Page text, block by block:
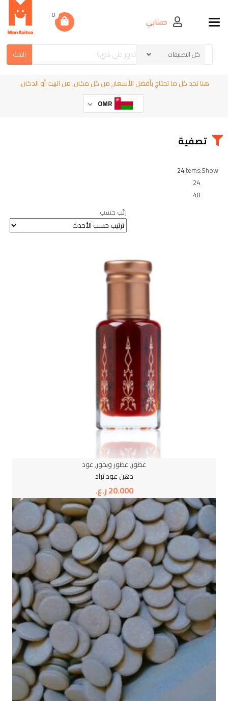
Toggle navigationحسابي
0
البحث
هنا تجد كل ما تحتاج بأفضل الأسعار, من كل مكان, من البيت أو الدكان.
OMR
تصفية
Show:
24items
24
48
رتّب حسب
عطور,عطور وبخور,عود
دهن عود تراد
20.000ر.ع.